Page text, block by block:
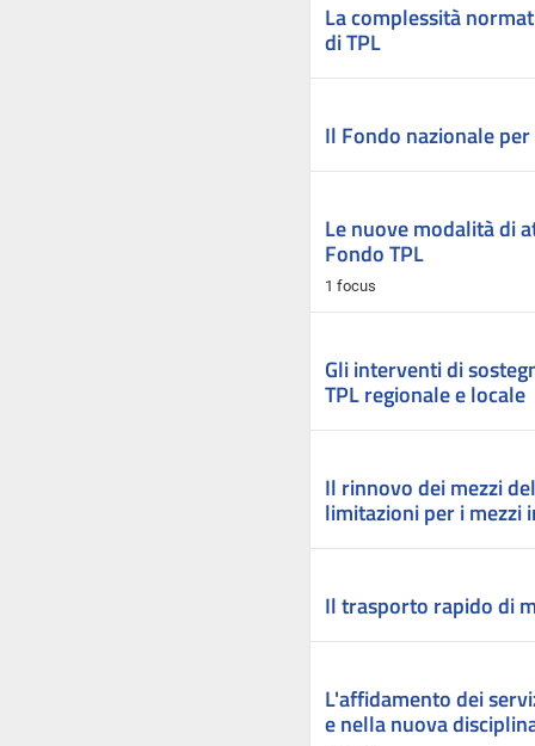
La complessità
di TPL
Il Fondo nazionale per
Le nuove modalità di
Fondo TPL
1 focus
Gli interventi di
TPL regionale e locale
Il rinnovo dei mezzi
limitazioni per i mezzi
Il trasporto rapido di
L'affidamento dei
e nella nuova